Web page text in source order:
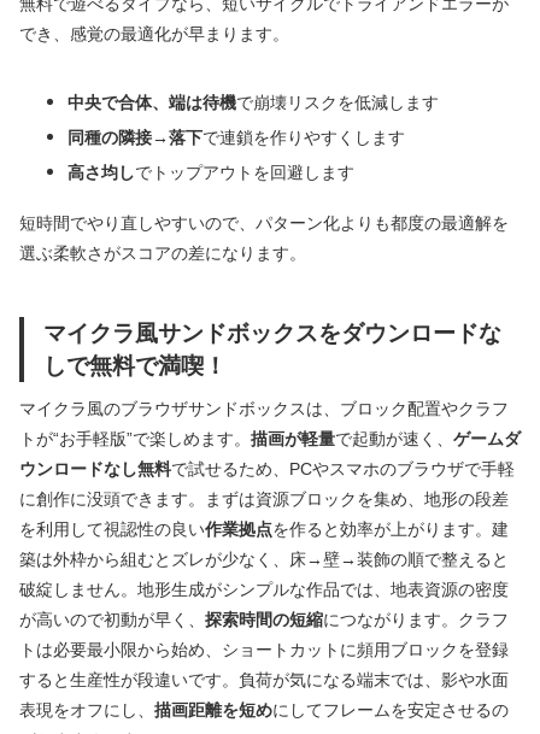
無料で遊べるタイプなら、短いサイクルでトライアンドエラーが
でき、感覚の最適化が早まります。
中央で合体、端は待機で崩壊リスクを低減します
同種の隣接→落下で連鎖を作りやすくします
高さ均しでトップアウトを回避します
短時間でやり直しやすいので、パターン化よりも都度の最適解を
選ぶ柔軟さがスコアの差になります。
マイクラ風サンドボックスをダウンロードな
しで無料で満喫！
マイクラ風のブラウザサンドボックスは、ブロック配置やクラフ
トが“お手軽版”で楽しめます。 描画が軽量で起動が速く、 ゲームダ
ウンロードなし無料で試せるため、PCやスマホのブラウザで手軽
に創作に没頭できます。まずは資源ブロックを集め、地形の段差
を利用して視認性の良い作業拠点を作ると効率が上がります。建
築は外枠から組むとズレが少なく、床→壁→装飾の順で整えると
破綻しません。地形生成がシンプルな作品では、地表資源の密度
が高いので初動が早く、 探索時間の短縮につながります。クラフ
トは必要最小限から始め、ショートカットに頻用ブロックを登録
すると生産性が段違いです。負荷が気になる端末では、影や水面
表現をオフにし、 描画距離を短めにしてフレームを安定させるの